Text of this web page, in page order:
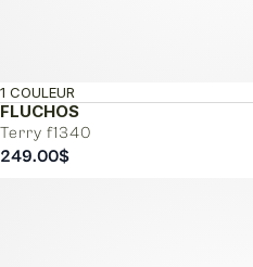
FLUCHOS
Terry f1340
1 COULEUR
249.00$